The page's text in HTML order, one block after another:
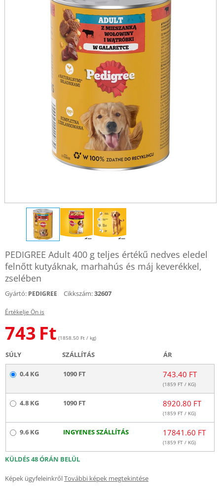
PEDIGREE Adult 400 g teljes értékű nedves eledel
felnőtt kutyáknak, marhahús és máj keverékkel,
zselében
Gyártó: PEDIGREE Cikkszám:32607
Értékelje Ön is
743 Ft (1858.50 Ft / kg)
SÚLY SZÁLLÍTÁS ÁR
0.4 KG 1090 FT 743.40 FT
(1859 FT / KG)
4.8 KG 1090 FT 8920.80 FT
(1859 FT / KG)
9.6 KG INGYENES SZÁLLÍTÁS 17841.60 FT
(1859 FT / KG)
KÜLDÉS 48 ÓRÁN BELÜL
Képek ügyfeleinkrőlTovábbi képek megtekintése